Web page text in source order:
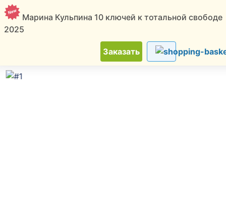
Скидки Советчица
Услуги, работа-Образование для детей и взрослых
Марина Кульпина 10 ключей к тотальной свободе
2025
Заказать